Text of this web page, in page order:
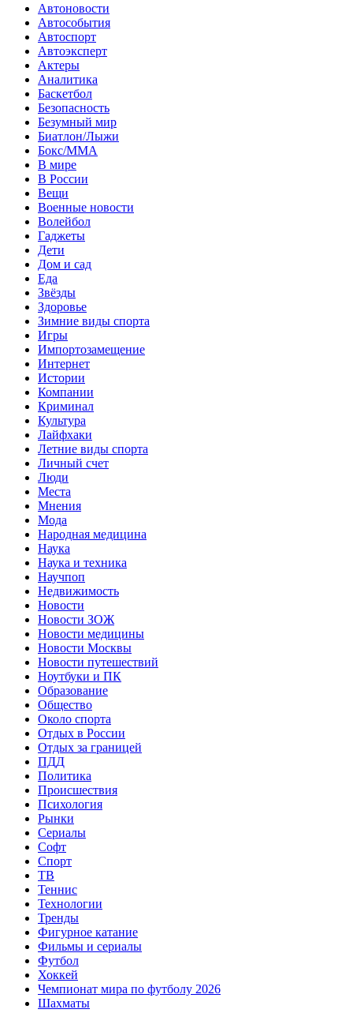
Автоновости
Автособытия
Автоспорт
Автоэксперт
Актеры
Аналитика
Баскетбол
Безопасность
Безумный мир
Биатлон/Лыжи
Бокс/MMA
В мире
В России
Вещи
Военные новости
Волейбол
Гаджеты
Дети
Дом и сад
Еда
Звёзды
Здоровье
Зимние виды спорта
Игры
Импортозамещение
Интернет
Истории
Компании
Криминал
Культура
Лайфхаки
Летние виды спорта
Личный счет
Люди
Места
Мнения
Мода
Народная медицина
Наука
Наука и техника
Научпоп
Недвижимость
Новости
Новости ЗОЖ
Новости медицины
Новости Москвы
Новости путешествий
Ноутбуки и ПК
Образование
Общество
Около спорта
Отдых в России
Отдых за границей
ПДД
Политика
Происшествия
Психология
Рынки
Сериалы
Софт
Спорт
ТВ
Теннис
Технологии
Тренды
Фигурное катание
Фильмы и сериалы
Футбол
Хоккей
Чемпионат мира по футболу 2026
Шахматы